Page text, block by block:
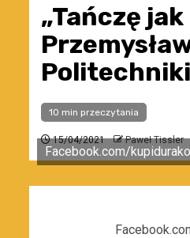
„Tańczę
10 min przeczytania
15/04/2021 Paweł Tissler
Facebook.com/